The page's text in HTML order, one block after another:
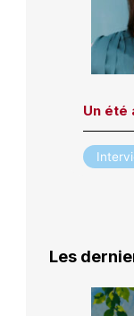
Un été
Les